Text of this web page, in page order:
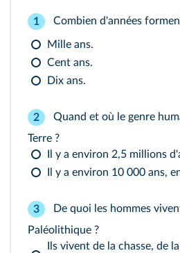
1 Combien d'années
Mille ans.
Cent ans.
Dix ans.
2
Quand et où le genre
Terre ?
Il y a environ 2,5 millions
Il y a environ 10 000 ans,
3
De quoi les hommes
Paléolithique ?
Ils vivent de la chasse, de